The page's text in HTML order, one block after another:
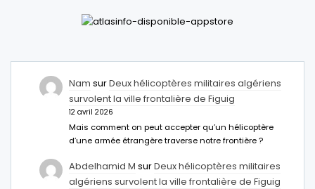
Nam surDeux hélicoptères militaires algériens
survolent la ville frontalière de Figuig
12 avril 2026
Mais comment on peut accepter qu’un hélicoptère
d’une armée étrangère traverse notre frontière ?
Abdelhamid M surDeux hélicoptères militaires
algériens survolent la ville frontalière de Figuig